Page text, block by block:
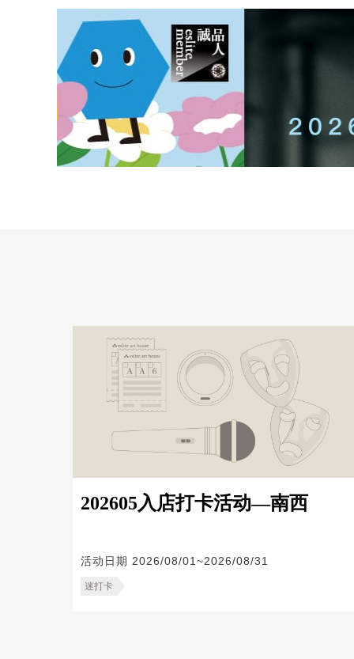
202605入店打卡活动—南西
活动日期 2026/08/01~2026/08/31
迷打卡